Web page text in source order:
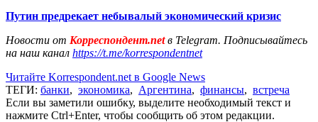
Путин предрекает небывалый экономический кризис
Новости от Корреспондент.netв Telegram. Подписывайтесь
на наш канал https://t.me/korrespondentnet
Читайте Korrespondent.net в Google News
ТЕГИ: банки, экономика, Аргентина, финансы, встреча
Если вы заметили ошибку, выделите необходимый текст и
нажмите Ctrl+Enter, чтобы сообщить об этом редакции.